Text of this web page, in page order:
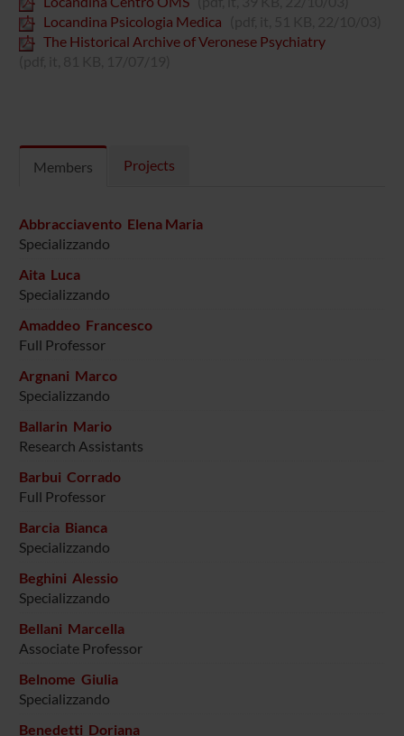
Locandina Psicologia Medica
The Historical Archive of Veronese Psychiatry
Members Projects
Abbracciavento Elena Maria
Specializzando
Aita Luca
Specializzando
Amaddeo Francesco
Full Professor
Argnani Marco
Specializzando
Ballarin Mario
Research Assistants
Barbui Corrado
Full Professor
Barcia Bianca
Specializzando
Beghini Alessio
Specializzando
Bellani Marcella
Associate Professor
Belnome Giulia
Specializzando
Benedetti Doriana